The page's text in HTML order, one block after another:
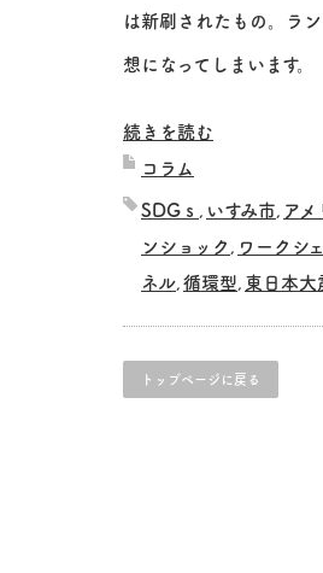
は新刷されたもの。ラ
想になってしまいます。
続きを読む
コラム
SDGｓ いすみ市 アメ
ンショック
ワークシ
ネル 循環型 東日本大
トップページに戻る